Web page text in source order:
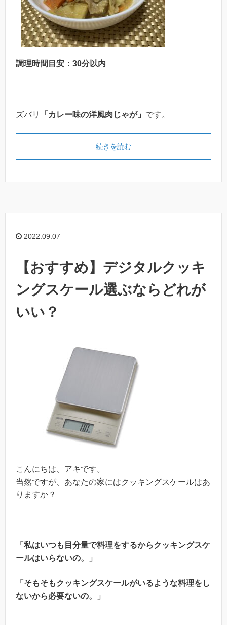
調理時間目安：30分以内
ズバリ 「カレー味の洋風肉じゃが」 です。
続きを読む
2022.09.07
【おすすめ】デジタルクッキ
ングスケール選ぶならどれが
いい？
こんにちは、アキです。
当然ですが、あなたの家にはクッキングスケールはあ
りますか？
「私はいつも目分量で料理をするからクッキングスケ
ールはいらないの。」
「そもそもクッキングスケールがいるような料理をし
ないから必要ないの。」